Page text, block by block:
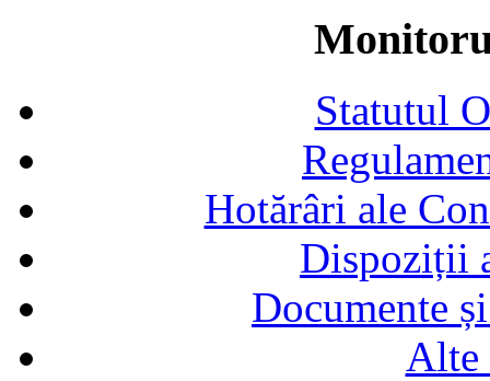
Statutul
Hotărâri ale
Dispoziții
Documente
Alte